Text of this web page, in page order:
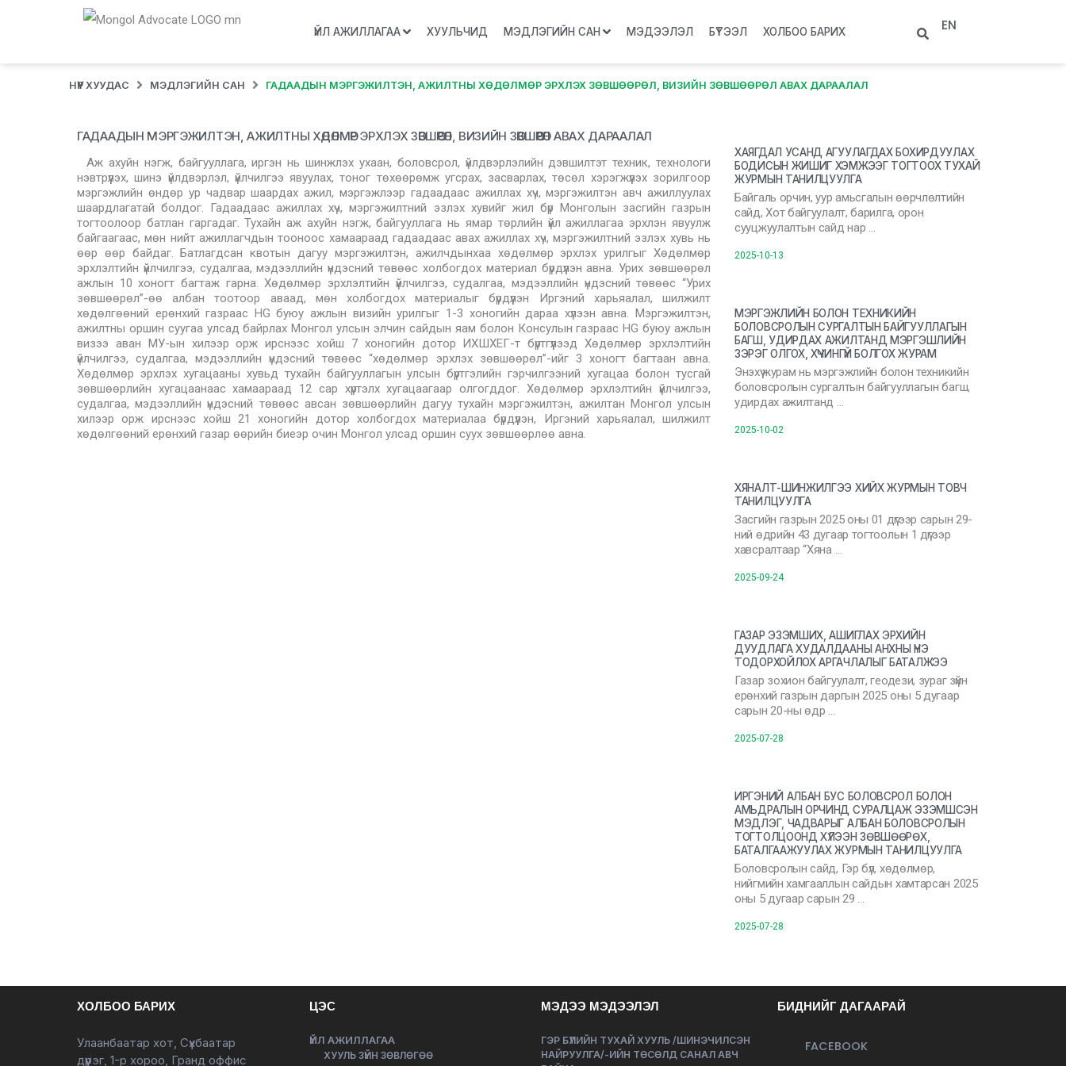
ҮЙЛ АЖИЛЛАГАА ХУУЛЬЧИД МЭДЛЭГИЙН САН МЭДЭЭЛЭЛ БҮТЭЭЛ ХОЛБОО БАРИХ EN
НҮҮР ХУУДАС МЭДЛЭГИЙН САН ГАДААДЫН МЭРГЭЖИЛТЭН, АЖИЛТНЫ ХӨДӨЛМӨР ЭРХЛЭХ ЗӨВШӨӨРӨЛ, ВИЗИЙН ЗӨВШӨӨРӨЛ АВАХ ДАРААЛАЛ
ГАДААДЫН МЭРГЭЖИЛТЭН, АЖИЛТНЫ ХӨДӨЛМӨР ЭРХЛЭХ ЗӨВШӨӨРӨЛ, ВИЗИЙН ЗӨВШӨӨРӨЛ АВАХ ДАРААЛАЛ
Аж ахуйн нэгж, байгууллага, иргэн нь шинжлэх ухаан, боловсрол, үйлдвэрлэлийн дэвшилтэт техник, технологи
нэвтрүүлэх, шинэ үйлдвэрлэл, үйлчилгээ явуулах, тоног төхөөрөмж угсрах, засварлах, төсөл хэрэгжүүлэх зорилгоор
мэргэжлийн өндөр ур чадвар шаардах ажил, мэргэжлээр гадаадаас ажиллах хүч, мэргэжилтэн авч ажиллуулах
шаардлагатай болдог. Гадаадаас ажиллах хүч, мэргэжилтний эзлэх хувийг жил бүр Монголын засгийн газрын
тогтоолоор батлан гаргадаг. Тухайн аж ахуйн нэгж, байгууллага нь ямар төрлийн үйл ажиллагаа эрхлэн явуулж
байгаагаас, мөн нийт ажиллагчдын тооноос хамаараад гадаадаас авах ажиллах хүч, мэргэжилтний эзлэх хувь нь
өөр өөр байдаг. Батлагдсан квотын дагуу мэргэжилтэн, ажилчдынхаа хөдөлмөр эрхлэх урилгыг Хөдөлмөр
эрхлэлтийн үйлчилгээ, судалгаа, мэдээллийн үндэсний төвөөс холбогдох материал бүрдүүлэн авна. Урих зөвшөөрөл
ажлын 10 хоногт багтаж гарна. Хөдөлмөр эрхлэлтийн үйлчилгээ, судалгаа, мэдээллийн үндэсний төвөөс “Урих
зөвшөөрөл”-өө албан тоотоор аваад, мөн холбогдох материалыг бүрдүүлэн Иргэний харьяалал, шилжилт
хөдөлгөөний ерөнхий газраас HG буюу ажлын визийн урилгыг 1-3 хоногийн дараа хүлээн авна. Мэргэжилтэн,
ажилтны оршин суугаа улсад байрлах Монгол улсын элчин сайдын яам болон Консулын газраас HG буюу ажлын
визээ аван МУ-ын хилээр орж ирснээс хойш 7 хоногийн дотор ИХШХЕГ-т бүртгүүлээд Хөдөлмөр эрхлэлтийн
үйлчилгээ, судалгаа, мэдээллийн үндэсний төвөөс “хөдөлмөр эрхлэх зөвшөөрөл”-ийг 3 хоногт багтаан авна.
Хөдөлмөр эрхлэх хугацааны хувьд тухайн байгууллагын улсын бүртгэлийн гэрчилгээний хугацаа болон тусгай
зөвшөөрлийн хугацаанаас хамаараад 12 сар хүртэлх хугацаагаар олгогддог. Хөдөлмөр эрхлэлтийн үйлчилгээ,
судалгаа, мэдээллийн үндэсний төвөөс авсан зөвшөөрлийн дагуу тухайн мэргэжилтэн, ажилтан Монгол улсын
хилээр орж ирснээс хойш 21 хоногийн дотор холбогдох материалаа бүрдүүлэн, Иргэний харьяалал, шилжилт
хөдөлгөөний ерөнхий газар өөрийн биеэр очин Монгол улсад оршин суух зөвшөөрлөө авна.
ХАЯГДАЛ УСАНД АГУУЛАГДАХ БОХИРДУУЛАХ
БОДИСЫН ЖИШИГ ХЭМЖЭЭГ ТОГТООХ ТУХАЙ
ЖУРМЫН ТАНИЛЦУУЛГА
Байгаль орчин, уур амьсгалын өөрчлөлтийн
сайд, Хот байгуулалт, барилга, орон
сууцжуулалтын сайд нар …
2025-10-13
МЭРГЭЖЛИЙН БОЛОН ТЕХНИКИЙН
БОЛОВСРОЛЫН СУРГАЛТЫН БАЙГУУЛЛАГЫН
БАГШ, УДИРДАХ АЖИЛТАНД МЭРГЭШЛИЙН
ЗЭРЭГ ОЛГОХ, ХҮЧИНГҮЙ БОЛГОХ ЖУРАМ
Энэхүү журам нь мэргэжлийн болон техникийн
боловсролын сургалтын байгууллагын багш,
удирдах ажилтанд …
2025-10-02
ХЯНАЛТ-ШИНЖИЛГЭЭ ХИЙХ ЖУРМЫН ТОВЧ
ТАНИЛЦУУЛГА
Засгийн газрын 2025 оны 01 дүгээр сарын 29-
ний өдрийн 43 дугаар тогтоолын 1 дүгээр
хавсралтаар “Хяна …
2025-09-24
ГАЗАР ЭЗЭМШИХ, АШИГЛАХ ЭРХИЙН
ДУУДЛАГА ХУДАЛДААНЫ АНХНЫ ҮНЭ
ТОДОРХОЙЛОХ АРГАЧЛАЛЫГ БАТАЛЖЭЭ
Газар зохион байгуулалт, геодези, зураг зүйн
ерөнхий газрын даргын 2025 оны 5 дугаар
сарын 20-ны өдр …
2025-07-28
ИРГЭНИЙ АЛБАН БУС БОЛОВСРОЛ БОЛОН
АМЬДРАЛЫН ОРЧИНД СУРАЛЦАЖ ЭЗЭМШСЭН
МЭДЛЭГ, ЧАДВАРЫГ АЛБАН БОЛОВСРОЛЫН
ТОГТОЛЦООНД ХҮЛЭЭН ЗӨВШӨӨРӨХ,
БАТАЛГААЖУУЛАХ ЖУРМЫН ТАНИЛЦУУЛГА
Боловсролын сайд, Гэр бүл, хөдөлмөр,
нийгмийн хамгааллын сайдын хамтарсан 2025
оны 5 дугаар сарын 29 …
2025-07-28
ХОЛБОО БАРИХ
Улаанбаатар хот, Сүхбаатар
дүүрэг, 1-р хороо, Гранд оффис
ЦЭС
ҮЙЛ АЖИЛЛАГАА
ХУУЛЬ ЗҮЙН ЗӨВЛӨГӨӨ
МЭДЭЭ МЭДЭЭЛЭЛ
ГЭР БҮЛИЙН ТУХАЙ ХУУЛЬ /ШИНЭЧИЛСЭН
НАЙРУУЛГА/-ИЙН ТӨСӨЛД САНАЛ АВЧ
БИДНИЙГ ДАГААРАЙ
FACEBOOK